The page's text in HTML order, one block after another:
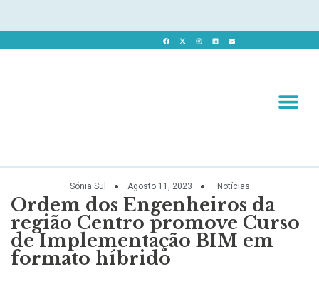
Sónia Sul Agosto 11, 2023 Notícias
Ordem dos Engenheiros da
região Centro promove Curso
de Implementação BIM em
formato híbrido